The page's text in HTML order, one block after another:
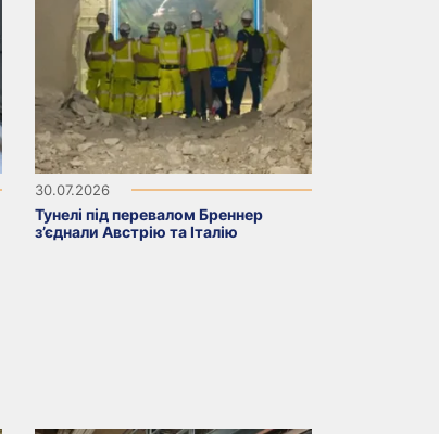
30.07.2026
Тунелі під перевалом Бреннер
з’єднали Австрію та Італію